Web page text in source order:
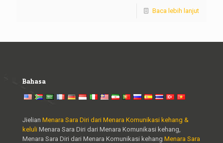
Baca lebih lanjut
Bahasa
Jielian Menara Sara Diri dari Menara Komunikasi kehang &
keluli Menara Sara Diri dari Menara Komunikasi kehang,
Menara Sara Diri dari Menara Komunikasi kehang Menara Sara